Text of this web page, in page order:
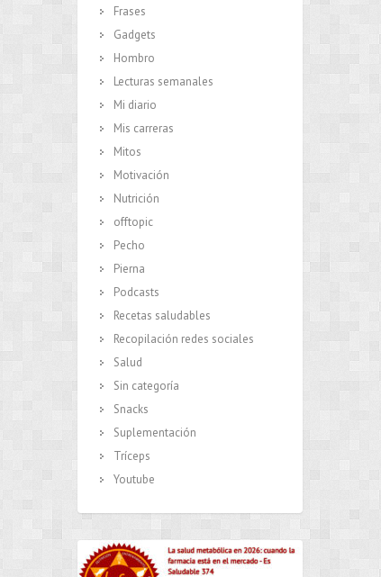
Frases
Gadgets
Hombro
Lecturas semanales
Mi diario
Mis carreras
Mitos
Motivación
Nutrición
offtopic
Pecho
Pierna
Podcasts
Recetas saludables
Recopilación redes sociales
Salud
Sin categoría
Snacks
Suplementación
Tríceps
Youtube